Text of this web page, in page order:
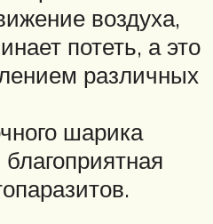
воздуха,
потеть, а это
различных
шарика